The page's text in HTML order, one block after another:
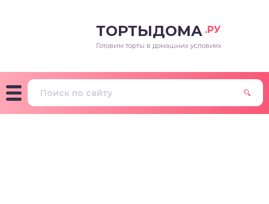
ТОРТЫДОМА .РУ
Готовим торты в домашних условиях